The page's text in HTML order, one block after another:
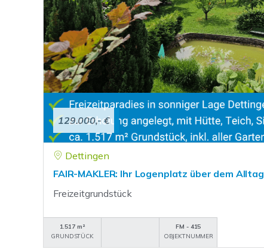
129.000,- €
Dettingen
FAIR-MAKLER: Ihr Logenplatz über dem Alltag
Freizeitgrundstück
1.517 m²
GRUNDSTÜCK
FM - 415
OBJEKTNUMMER